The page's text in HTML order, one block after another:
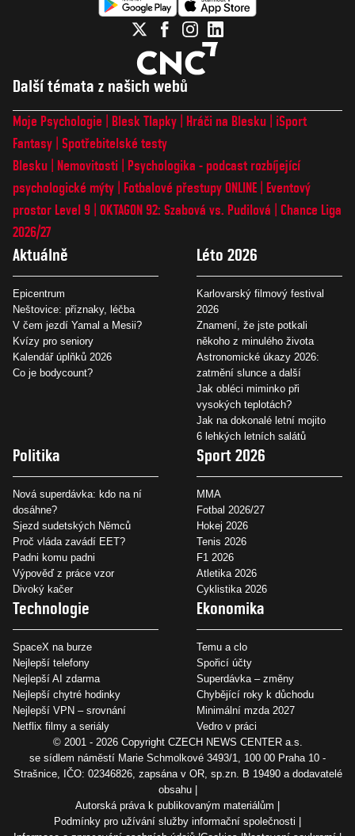
Další témata z našich webů
Moje Psychologie Blesk Tlapky Hráči na Blesku
iSport
Fantasy Spotřebitelské testy
Blesku
Nemovitosti
Psychologika - podcast rozbíjející
psychologické mýty
Fotbalové přestupy ONLINE
Eventový
prostor Level 9 OKTAGON 92: Szabová vs. Pudilová
Chance Liga
2026/27
Aktuálně
Epicentrum
Neštovice: příznaky, léčba
V čem jezdí Yamal a Mesii?
Kvízy pro seniory
Kalendář úplňků 2026
Co je bodycount?
Léto 2026
Karlovarský filmový festival
2026
Znamení, že jste potkali
někoho z minulého života
Astronomické úkazy 2026:
zatmění slunce a další
Jak obléci miminko při
vysokých teplotách?
Jak na dokonalé letní mojito
6 lehkých letních salátů
Politika
Nová superdávka: kdo na ní
dosáhne?
Sjezd sudetských Němců
Proč vláda zavádí EET?
Padni komu padni
Výpověď z práce vzor
Divoký kačer
Sport 2026
MMA
Fotbal 2026/27
Hokej 2026
Tenis 2026
F1 2026
Atletika 2026
Cyklistika 2026
Technologie
SpaceX na burze
Nejlepší telefony
Nejlepší AI zdarma
Nejlepší chytré hodinky
Nejlepší VPN – srovnání
Netflix filmy a seriály
Ekonomika
Temu a clo
Spořicí účty
Superdávka – změny
Chybějící roky k důchodu
Minimální mzda 2027
Vedro v práci
© 2001 - 2026 Copyright CZECH NEWS CENTER a.s.
se sídlem náměstí Marie Schmolkové 3493/1, 100 00 Praha 10 -
Strašnice, IČO: 02346826, zapsána v OR, sp.zn. B 19490 a dodavatelé
obsahu
Autorská práva k publikovaným materiálům
Podmínky pro užívání služby informační společnosti